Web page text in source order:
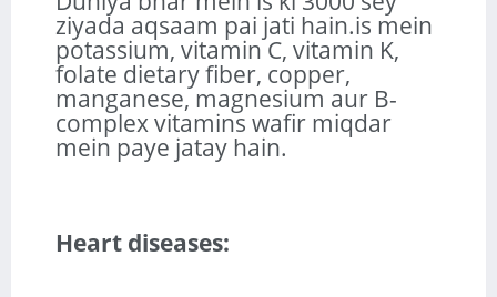
ziyada aqsaam pai jati hain.is mein
potassium, vitamin C, vitamin K,
folate dietary fiber, copper,
manganese, magnesium aur B-
complex vitamins wafir miqdar
mein paye jatay hain.
Heart diseases: